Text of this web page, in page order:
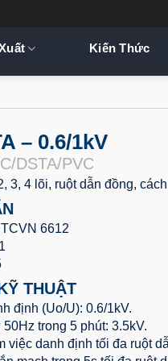
Kiến Thức
– 0.6/1kV
DSTA/PVC
3, 4 lõi, ruột dẫn đồng,
TCVN 6612
THUẬT
định (Uo/U): 0.6/1kV.
trong 5 phút: 3.5kV.
việc danh định tối đa ruột